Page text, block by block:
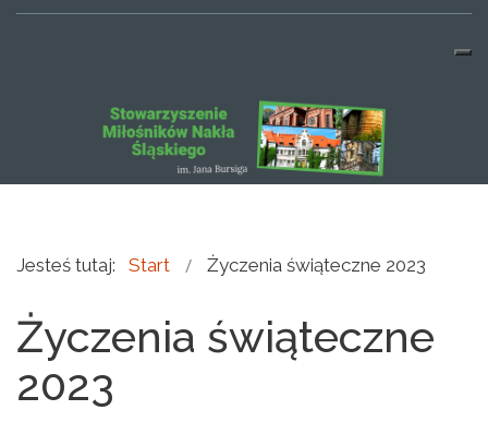
Jesteś tutaj: Start Życzenia świąteczne 2023
Życzenia świąteczne
2023